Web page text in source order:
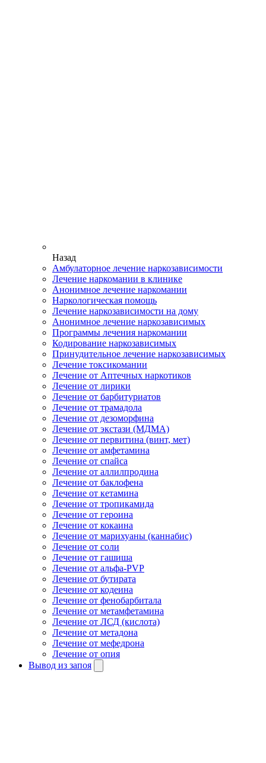
Назад
Амбулаторное лечение наркозависимости
Лечение наркомании в клинике
Анонимное лечение наркомании
Наркологическая помощь
Лечение наркозависимости на дому
Анонимное лечение наркозависимых
Программы лечения наркомании
Кодирование наркозависимых
Принудительное лечение наркозависимых
Лечение токсикомании
Лечение от Аптечных наркотиков
Лечение от лирики
Лечение от барбитуриатов
Лечение от трамадола
Лечение от дезоморфина
Лечение от экстази (МДМА)
Лечение от первитина (винт, мет)
Лечение от амфетамина
Лечение от спайса
Лечение от аллилпродина
Лечение от баклофена
Лечение от кетамина
Лечение от тропикамида
Лечение от героина
Лечение от кокаина
Лечение от марихуаны (каннабис)
Лечение от соли
Лечение от гашиша
Лечение от альфа-PVP
Лечение от бутирата
Лечение от кодеина
Лечение от фенобарбитала
Лечение от метамфетамина
Лечение от ЛСД (кислота)
Лечение от метадона
Лечение от мефедрона
Лечение от опия
Вывод из запоя